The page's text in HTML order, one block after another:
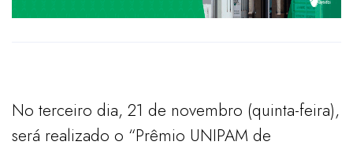
No terceiro dia, 21 de novembro (quinta-feira),
será realizado o “Prêmio UNIPAM de